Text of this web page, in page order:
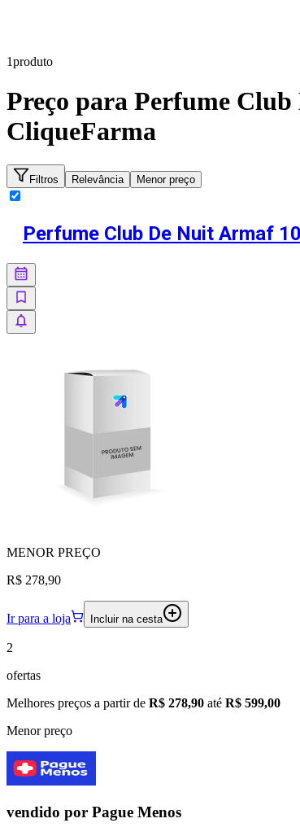
1produto
Preço para Perfume
CliqueFarma
Filtros Relevância Menor preço
Perfume Club De Nuit Armaf
MENOR PREÇO
R$ 278,90
Ir para a loja Incluir na cesta
2
ofertas
Melhores preços a partir de R$ 278,90 até R$ 599,00
Menor preço
vendido por Pague Menos